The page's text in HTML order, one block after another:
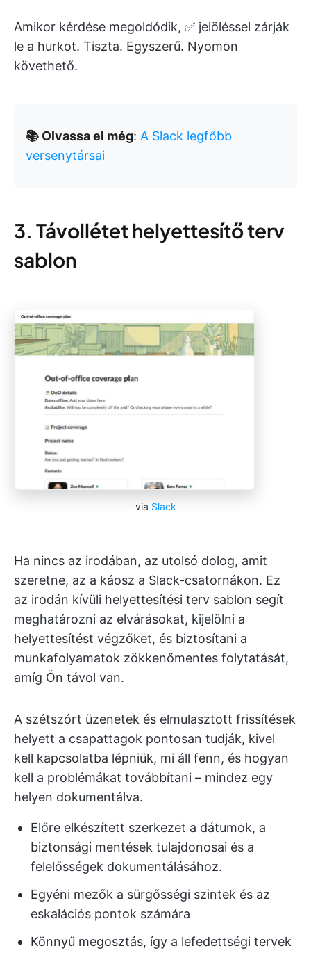
Amikor kérdése megoldódik, ✅ jelöléssel zárják
le a hurkot. Tiszta. Egyszerű. Nyomon
követhető.
📚 Olvassa el még: A Slack legfőbb
versenytársai
3. Távollétet helyettesítő terv
sablon
via Slack
Ha nincs az irodában, az utolsó dolog, amit
szeretne, az a káosz a Slack-csatornákon. Ez
az irodán kívüli helyettesítési terv sablon segít
meghatározni az elvárásokat, kijelölni a
helyettesítést végzőket, és biztosítani a
munkafolyamatok zökkenőmentes folytatását,
amíg Ön távol van.
A szétszórt üzenetek és elmulasztott frissítések
helyett a csapattagok pontosan tudják, kivel
kell kapcsolatba lépniük, mi áll fenn, és hogyan
kell a problémákat továbbítani – mindez egy
helyen dokumentálva.
Előre elkészített szerkezet a dátumok, a
biztonsági mentések tulajdonosai és a
felelősségek dokumentálásához.
Egyéni mezők a sürgősségi szintek és az
eskalációs pontok számára
Könnyű megosztás, így a lefedettségi tervek